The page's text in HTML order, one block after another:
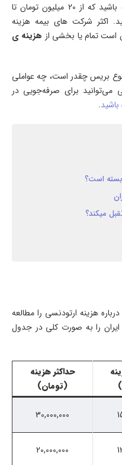
به طور تقریبی، می توانید انتظار داشته باشید که از 20 میلیون تومان تا
کنید. اکثر شرکت های بیمه هزینه
است تمام یا بخشی از هزینه ی
بریس چقدر است، چه عواملی
می‌توانید برای صرفه‌جویی در
باشید.
است؟
میکند؟
هزینه ارتودنسی را مطالعه
ایران را به صورت کلی در جدول
حداکثر هزینه
(تومان)
30,000,000
20,000,000